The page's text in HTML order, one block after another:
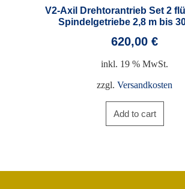
V2-Axil Drehtorantrieb Set 2
Spindelgetriebe 2,8 m bis
620,00 €
inkl. 19 % MwSt.
zzgl. Versandkosten
Add to cart